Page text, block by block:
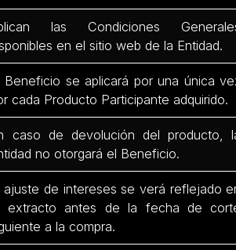
las Condiciones
en el sitio web de la Entidad.
Beneficio se aplicará por una única
cada Producto Participante adquirido.
caso de devolución del producto,
no otorgará el Beneficio.
ajuste de intereses se verá reflejado
extracto antes de la fecha de
a la compra.